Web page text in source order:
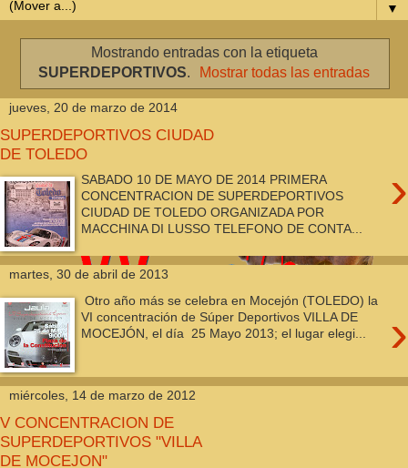
▼
Mostrando entradas con la etiqueta
SUPERDEPORTIVOS. Mostrar todas las entradas
jueves, 20 de marzo de 2014
SUPERDEPORTIVOS CIUDAD
DE TOLEDO
›
SABADO 10 DE MAYO DE 2014 PRIMERA
CONCENTRACION DE SUPERDEPORTIVOS
CIUDAD DE TOLEDO ORGANIZADA POR
MACCHINA DI LUSSO TELEFONO DE CONTA...
martes, 30 de abril de 2013
›
Otro año más se celebra en Mocejón (TOLEDO) la
VI concentración de Súper Deportivos VILLA DE
MOCEJÓN, el día 25 Mayo 2013; el lugar elegi...
miércoles, 14 de marzo de 2012
V CONCENTRACION DE
SUPERDEPORTIVOS "VILLA
DE MOCEJON"